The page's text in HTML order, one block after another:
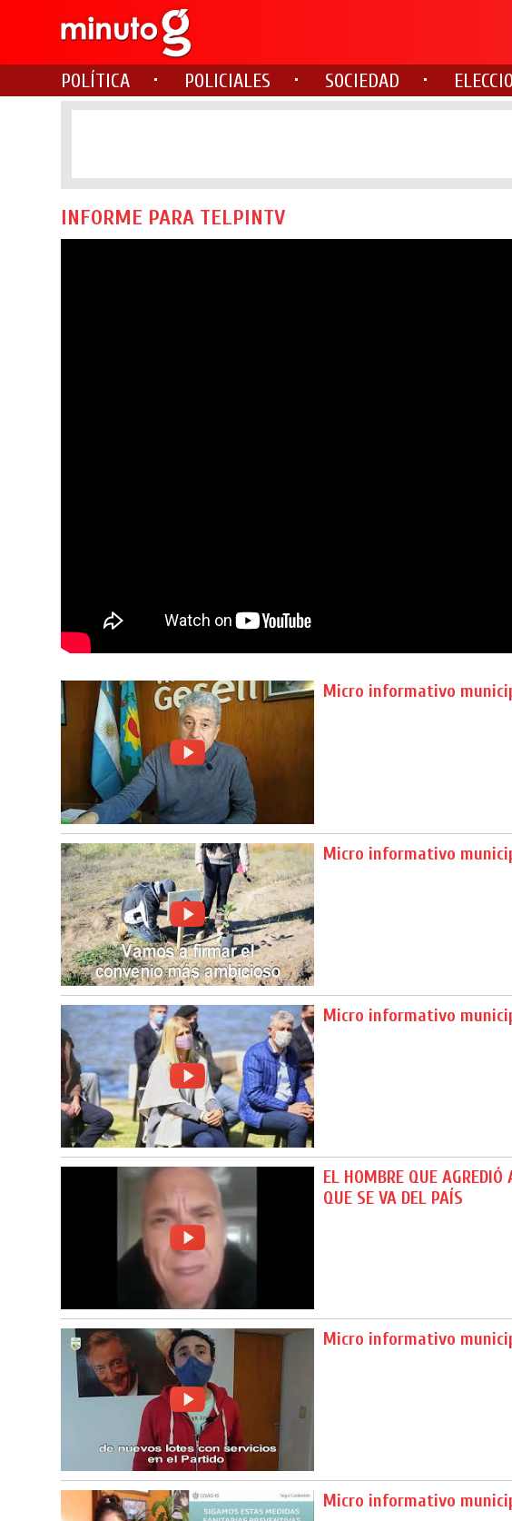
POLÍTICA POLICIALES SOCIEDAD
INFORME PARA TELPINTV
Micro informativo
Micro informativo
Micro informativo
EL HOMBRE QUE AGREDIÓ
QUE SE VA DEL PAÍS
Micro informativo
Micro informativo